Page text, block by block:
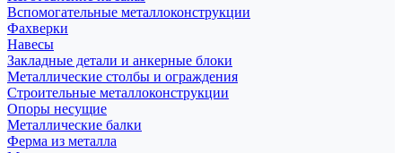
Вспомогательные металлоконструкции
Фахверки
Навесы
Закладные детали и анкерные блоки
Металлические столбы и ограждения
Строительные металлоконструкции
Опоры несущие
Металлические балки
Ферма из металла